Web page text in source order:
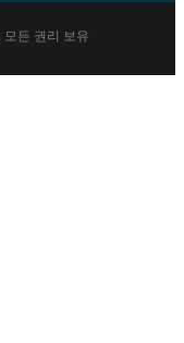
든 권리 보유